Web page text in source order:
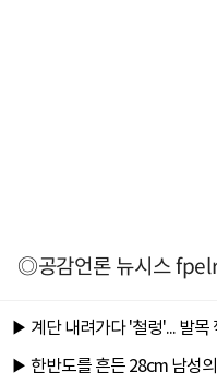
◎공감언론 뉴시스